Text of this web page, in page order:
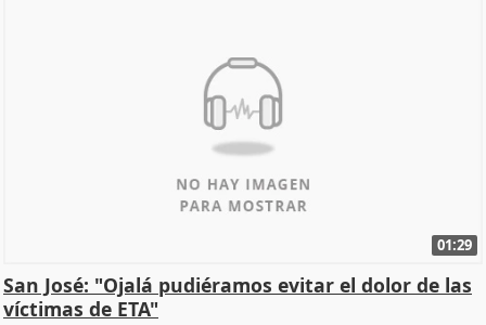
01:29
San José: "Ojalá pudiéramos evitar el dolor de las
víctimas de ETA"